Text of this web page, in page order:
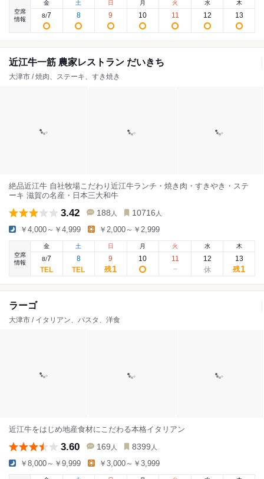
空席
情報
金
8/7
土
8
日
9
月
10
火
11
水
12
木
13
近江牛一筋 農家レストラン だいきち
大津市 / 焼肉、ステーキ、すき焼き
絶品近江牛 自社牧場こだわり近江牛ランチ・焼き肉・すきやき・ステ
ーキ 滋賀の名産・日本三大和牛
3.42 188 人 10716 人
￥4,000～￥4,999 ￥2,000～￥2,999
空席
情報
金
8/7
土
8
日
9
残1
月
10
火
11
水
12
木
13
残1
ラーゴ
大津市 / イタリアン、パスタ、洋食
近江牛をはじめ地産食材にこだわる本格イタリアン
3.60 169 人 8399 人
￥8,000～￥9,999 ￥3,000～￥3,999